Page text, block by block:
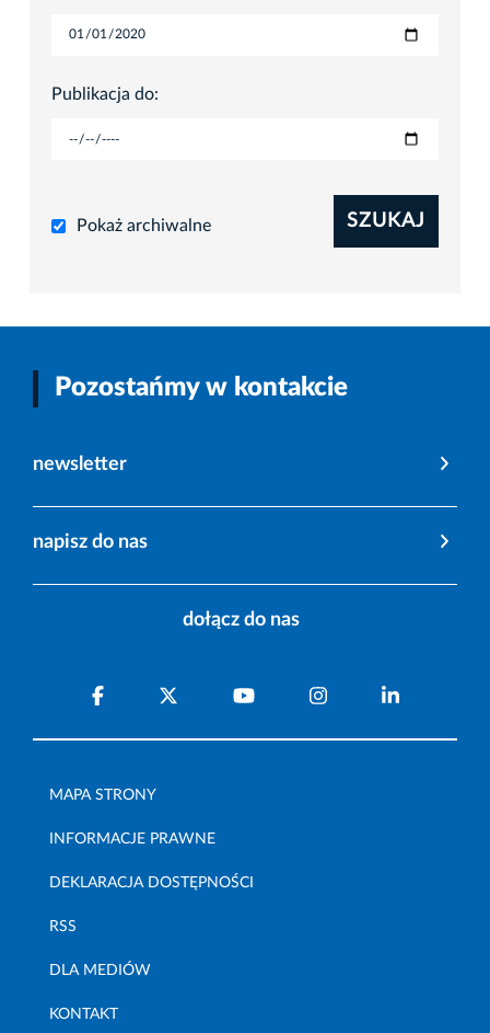
Publikacja do:
Pokaż archiwalne SZUKAJ
Pozostańmy w kontakcie
newsletter
napisz do nas
dołącz do nas
MAPA STRONY
INFORMACJE PRAWNE
DEKLARACJA DOSTĘPNOŚCI
RSS
DLA MEDIÓW
KONTAKT